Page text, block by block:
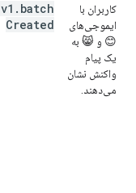
کاربران با
ایموجی‌های
😊 و 😸 به
یک پیام
واکنش نشان
می‌دهند.
v1 . batch
Created